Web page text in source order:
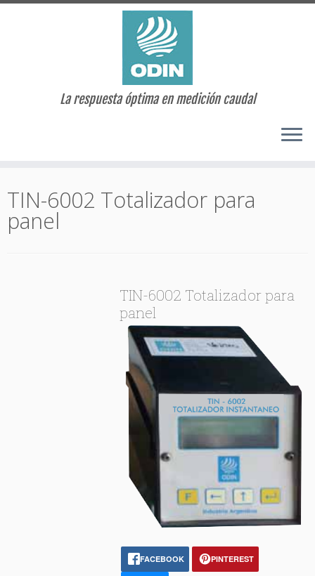
contenido
La respuesta óptima en medición caudal
TIN-6002 Totalizador para
panel
TIN-6002 Totalizador para
panel
FACEBOOK PINTEREST